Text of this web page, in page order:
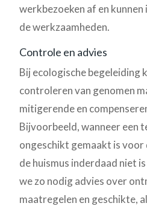
werkbezoeken af en
de werkzaamheden.
Controle en advies
Bij ecologische begeleiding
controleren van genomen
mitigerende en
Bijvoorbeeld, wanneer een
ongeschikt gemaakt is voor
de huismus inderdaad niet
we zo nodig advies over
maatregelen en geschikte,